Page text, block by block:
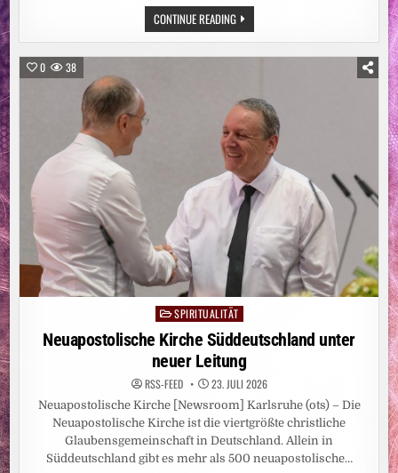
CONTINUE READING„GEMEINWEH
ÜBERWINDEN“:
BISCHÖFIN
FEHRS
KRAFT
FÜR
ZUSAMMENHALT
0 38
Posted
in
SPIRITUALITÄT
Neuapostolische Kirche Süddeutschland unter
neuer Leitung
RSS-FEED 23. JULI 2026
Neuapostolische Kirche [Newsroom] Karlsruhe (ots) – Die
Neuapostolische Kirche ist die viertgrößte christliche
Glaubensgemeinschaft in Deutschland. Allein in
Süddeutschland gibt es mehr als 500 neuapostolische…